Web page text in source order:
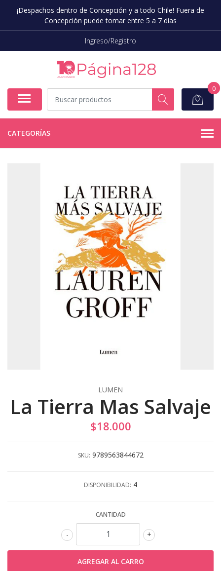
¡Despachos dentro de Concepción y a todo Chile! Fuera de
Concepción puede tomar entre 5 a 7 días
Ingreso/Registro
0
CATEGORÍAS
LUMEN
La Tierra Mas Salvaje
$18.000
SKU: 9789563844672
DISPONIBILIDAD: 4
CANTIDAD
+
-